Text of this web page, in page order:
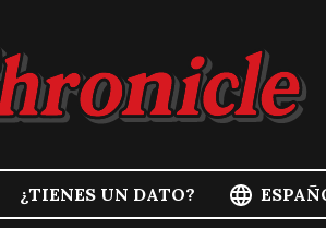
¿TIENES UN DATO?